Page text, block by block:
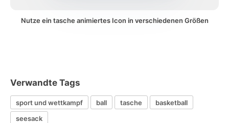
Nutze ein tasche animiertes Icon in verschiedenen Größen
Verwandte Tags
sport und wettkampf ball tasche
basketball
seesack